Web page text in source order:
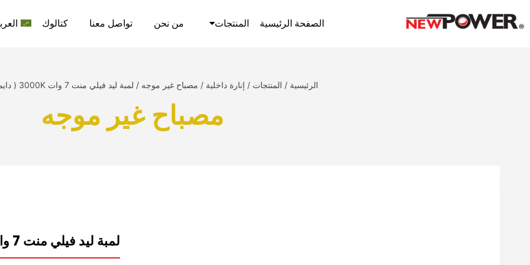
الصفحة الرئيسية المنتجات من نحن تواصل معنا كتالوك
الرئيسية / المنتجات / إنارة داخلية / مصباح غير موجه / لمبة ليد فيلي منت 7 وات 3000K ( دايمر ) E27 نيوباور
مصباح غير موجه
لمبة ليد فيلي منت 7 وات 3000K ( دايمر ) E27 نيوباور